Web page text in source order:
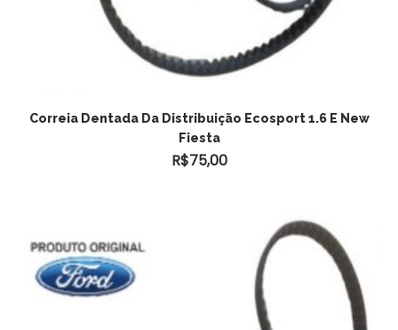
Correia Dentada Da Distribuição Ecosport 1.6 E New
Fiesta
R$75,00